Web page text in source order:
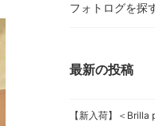
フォトログを探
最新の投稿